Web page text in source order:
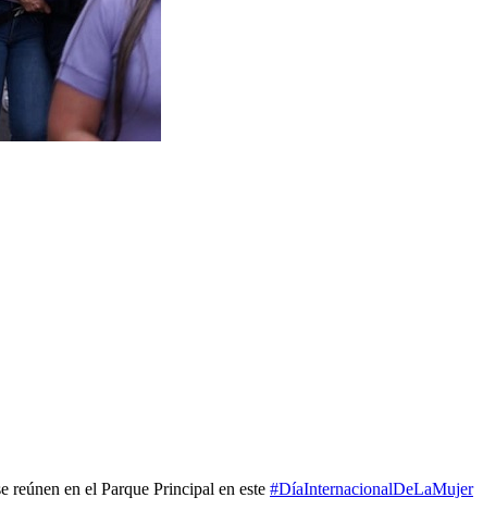
reúnen en el Parque Principal en este #DíaInternacionalDeLaMujer